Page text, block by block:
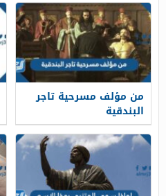
من مؤلف مسرحية تاجر
البندقية